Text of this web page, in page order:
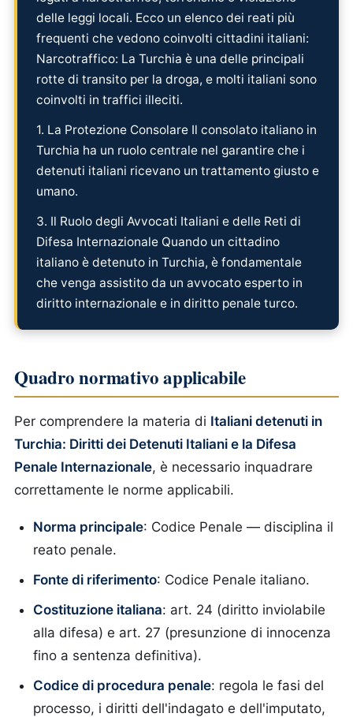
delle leggi locali. Ecco un elenco dei reati più
frequenti che vedono coinvolti cittadini italiani:
Narcotraffico: La Turchia è una delle principali
rotte di transito per la droga, e molti italiani sono
coinvolti in traffici illeciti.
1. La Protezione Consolare Il consolato italiano in
Turchia ha un ruolo centrale nel garantire che i
detenuti italiani ricevano un trattamento giusto e
umano.
3. Il Ruolo degli Avvocati Italiani e delle Reti di
Difesa Internazionale Quando un cittadino
italiano è detenuto in Turchia, è fondamentale
che venga assistito da un avvocato esperto in
diritto internazionale e in diritto penale turco.
Quadro normativo applicabile
Per comprendere la materia di Italiani detenuti in
Turchia: Diritti dei Detenuti Italiani e la Difesa
Penale Internazionale, è necessario inquadrare
correttamente le norme applicabili.
Norma principale: Codice Penale — disciplina il
reato penale.
Fonte di riferimento: Codice Penale italiano.
Costituzione italiana: art. 24 (diritto inviolabile
alla difesa) e art. 27 (presunzione di innocenza
fino a sentenza definitiva).
Codice di procedura penale: regola le fasi del
processo, i diritti dell'indagato e dell'imputato,